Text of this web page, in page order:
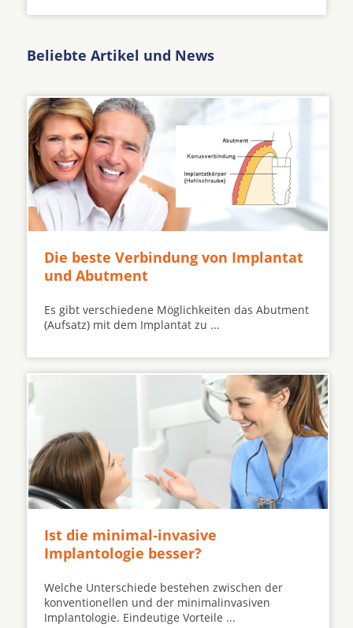
Beliebte Artikel und News
Die beste Verbindung von Implantat
und Abutment
Es gibt verschiedene Möglichkeiten das Abutment
(Aufsatz) mit dem Implantat zu ...
Ist die minimal-invasive
Implantologie besser?
Welche Unterschiede bestehen zwischen der
konventionellen und der minimalinvasiven
Implantologie. Eindeutige Vorteile ...